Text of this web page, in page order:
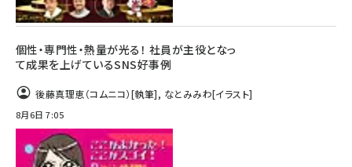
個性・専門性・熱量が光る！ 社員が主役となっ
て成果を上げているSNS好事例
後藤真理恵（コムニコ）[執筆], なとみみわ[イラスト]
8月6日 7:05